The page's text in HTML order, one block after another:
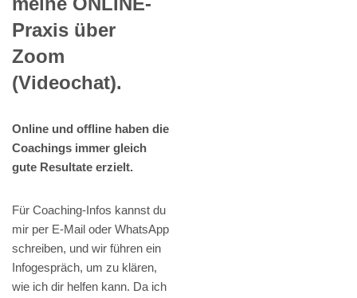
Praxis über
Zoom
(Videochat).
Online und offline haben die
Coachings immer gleich
gute Resultate erzielt.
Für Coaching-Infos kannst du
mir per E-Mail oder WhatsApp
schreiben, und wir führen ein
Infogespräch, um zu klären,
wie ich dir helfen kann. Da ich